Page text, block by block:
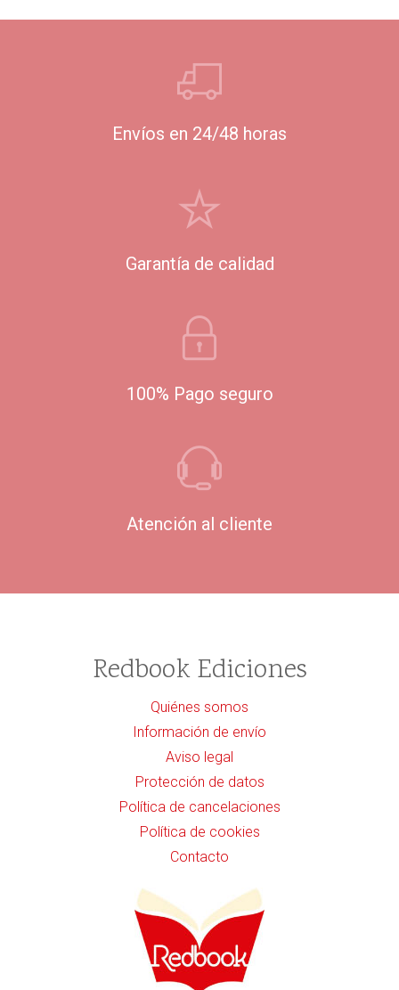
Envíos en 24/48 horas
Garantía de calidad
100% Pago seguro
Atención al cliente
Redbook Ediciones
Quiénes somos
Información de envío
Aviso legal
Protección de datos
Política de cancelaciones
Política de cookies
Contacto